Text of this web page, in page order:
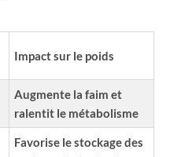
Impact sur le poids
Augmente la faim et
ralentit le métabolisme
Favorise le stockage des